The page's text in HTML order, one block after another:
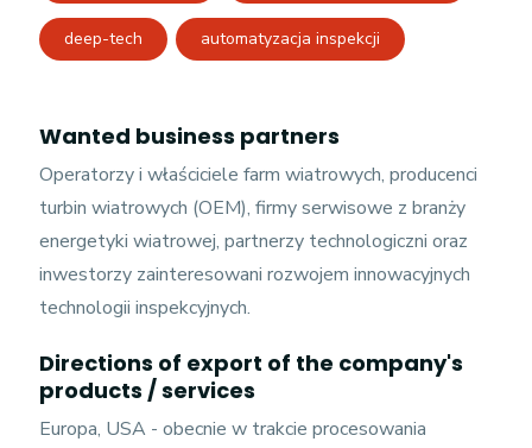
deep-tech automatyzacja inspekcji
Wanted business partners
Operatorzy i właściciele farm wiatrowych, producenci
turbin wiatrowych (OEM), firmy serwisowe z branży
energetyki wiatrowej, partnerzy technologiczni oraz
inwestorzy zainteresowani rozwojem innowacyjnych
technologii inspekcyjnych.
Directions of export of the company's
products / services
Europa, USA - obecnie w trakcie procesowania